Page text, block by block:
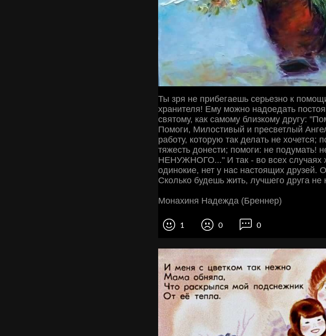
Ты зря не прибегаешь серьезно к
хранителя! Ему можно надоедать
святому, как самому близкому другу:
Помоги, Милостивый и пресветлый
работу, которую так делать не хочется;
тяжесть донести; помоги: не подумать!
НЕНУЖНОГО..." И так - во всех случаях
одинокие, нет у нас настоящих друзей.
Сколько будешь жить, лучшего друга не
Монахиня Надежда (Бреннер)
1 0 0